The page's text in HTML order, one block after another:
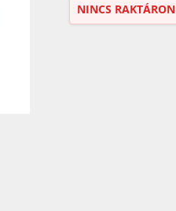
NINCS RAKTÁRON